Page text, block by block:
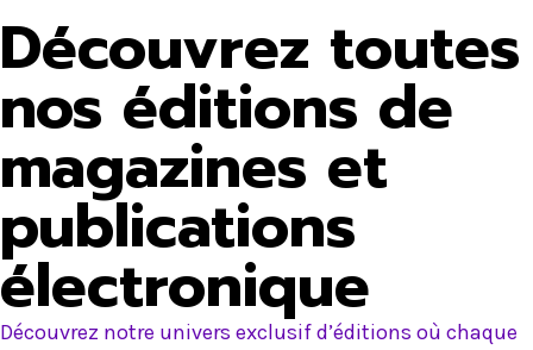
Découvrez toutes
nos éditions de
magazines et
publications
électronique
Découvrez notre univers exclusif d’éditions où chaque